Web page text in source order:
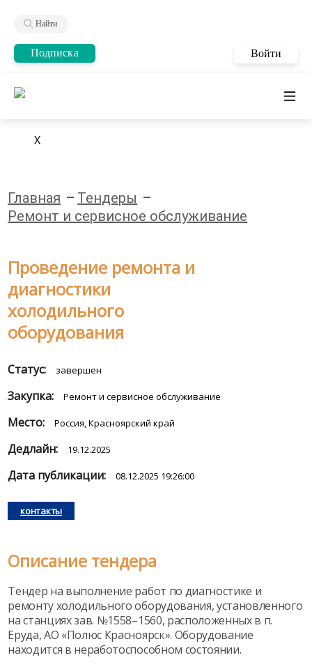
Найти
Подписка Войти
X
Главная
Тендеры
Ремонт и сервисное обслуживание
Проведение ремонта и
диагностики
холодильного
оборудования
Статус: завершен
Закупка: Ремонт и сервисное обслуживание
Место: Россия, Красноярский край
Дедлайн: 19.12.2025
Дата публикации: 08.12.2025 19:26:00
контакты
Описание тендера
Тендер на выполнение работ по диагностике и
ремонту холодильного оборудования, установленного
на станциях зав. №1558–1560, расположенных в п.
Еруда, АО «Полюс Красноярск». Оборудование
находится в неработоспособном состоянии.